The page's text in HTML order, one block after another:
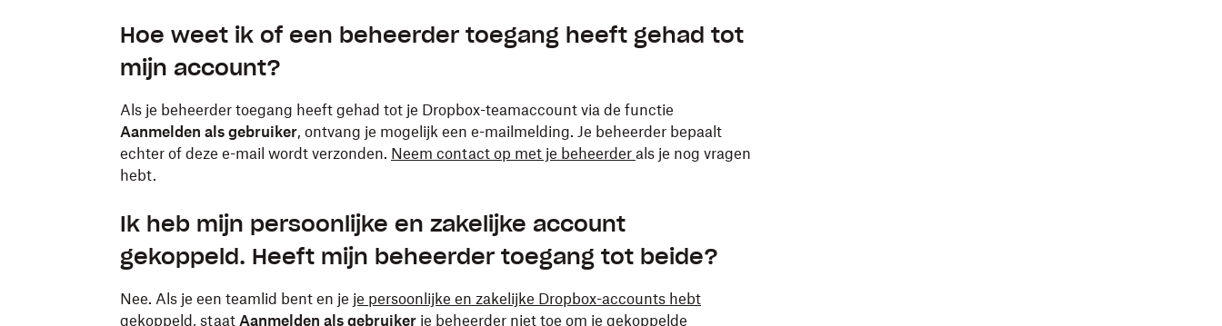
Hoe weet ik of een beheerder toegang heeft gehad tot
mijn account?
Als je beheerder toegang heeft gehad tot je Dropbox-teamaccount via de functie
Aanmelden als gebruiker, ontvang je mogelijk een e-mailmelding. Je beheerder bepaalt
echter of deze e-mail wordt verzonden. Neem contact op met je beheerder als je nog vragen
hebt.
Ik heb mijn persoonlijke en zakelijke account
gekoppeld. Heeft mijn beheerder toegang tot beide?
Nee. Als je een teamlid bent en je je persoonlijke en zakelijke Dropbox-accounts hebt
gekoppeld , staat Aanmelden als gebruiker je beheerder niet toe om je gekoppelde